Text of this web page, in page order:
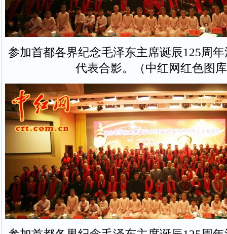
参加首都各界纪念毛泽东主席诞辰125周
代表合影。（中红网红色图